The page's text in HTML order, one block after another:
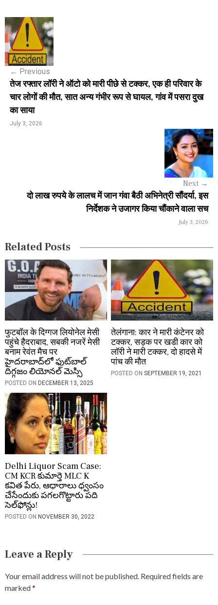
P
o
s
n
a
v
n
← Previous
तेज रफ्तार लॉरी ने ऑटो को मारी पीछे से टक्कर, एक ही परिवार के
चार लोगों की मौत, सात अन्य गंभीर रूप से घायल, गांव में पसरा दुख
का साया
July 3, 2026
Next →
दो लाख रुपये के लालच में जान गंवा बैठी अभिनेत्री सौंदर्या, इस
निर्देशक ने उजागर किया चौंकाने वाला सच
July 3, 2026
Related Posts
फुटबॉल के दिग्गज लियोनेल मेसी
पहुंचे हैदराबाद, सबकी नजरें मेसी
बनाम रेवंत मैच पर
హైదరాబాద్‌లో ఫుట్‌బాల్
దిగ్గజం లియోనల్ మెస్సి
POSTED ON DECEMBER 13, 2025
तेलंगाना: कार ने मारी कंटेनर को
टक्कर, सड़क पर खडी कार को
लॉरी ने मारी टक्कर, दो हादसे में
पांच की मौत
POSTED ONSEPTEMBER 19, 2021
Delhi Liquor Scam Case:
CM KCR కుమార్తె MLC K
కవిత పేరు, ఆధారాలు ధ్వంసం
చేసేందుకు పగలగొట్టారు పది
సెల్‌ఫోన్లు!
POSTED ON NOVEMBER 30, 2022
Leave a Reply
Your email address will not be published. Required fields are
marked*